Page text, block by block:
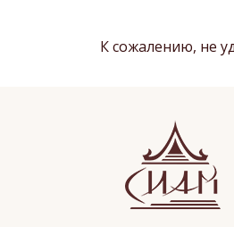
К сожалению, не